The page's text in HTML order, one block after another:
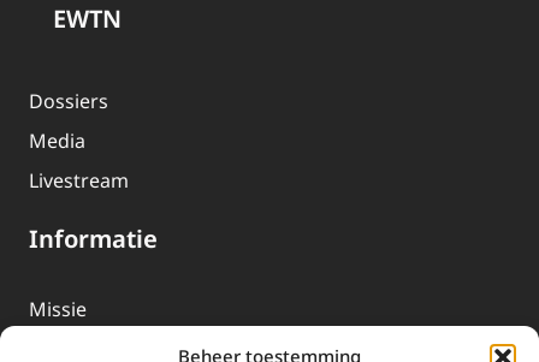
Beheer toestemming
EWTN
Dossiers
Media
Livestream
Informatie
Missie